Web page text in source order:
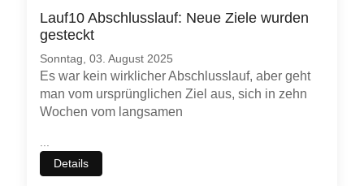
Lauf10 Abschlusslauf: Neue Ziele wurden
gesteckt
Sonntag, 03. August 2025
Es war kein wirklicher Abschlusslauf, aber geht
man vom ursprünglichen Ziel aus, sich in zehn
Wochen vom langsamen
...
Details